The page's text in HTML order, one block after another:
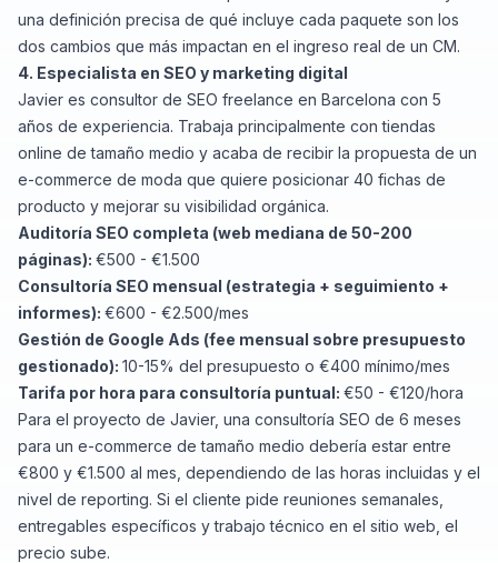
una definición precisa de qué incluye cada paquete son los
dos cambios que más impactan en el ingreso real de un CM.
4. Especialista en SEO y marketing digital
Javier es consultor de SEO freelance en Barcelona con 5
años de experiencia. Trabaja principalmente con tiendas
online de tamaño medio y acaba de recibir la propuesta de un
e-commerce de moda que quiere posicionar 40 fichas de
producto y mejorar su visibilidad orgánica.
Auditoría SEO completa (web mediana de 50-200
páginas): €500 - €1.500
Consultoría SEO mensual (estrategia + seguimiento +
informes): €600 - €2.500/mes
Gestión de Google Ads (fee mensual sobre presupuesto
gestionado): 10-15% del presupuesto o €400 mínimo/mes
Tarifa por hora para consultoría puntual: €50 - €120/hora
Para el proyecto de Javier, una consultoría SEO de 6 meses
para un e-commerce de tamaño medio debería estar entre
€800 y €1.500 al mes, dependiendo de las horas incluidas y el
nivel de reporting. Si el cliente pide reuniones semanales,
entregables específicos y trabajo técnico en el sitio web, el
precio sube.